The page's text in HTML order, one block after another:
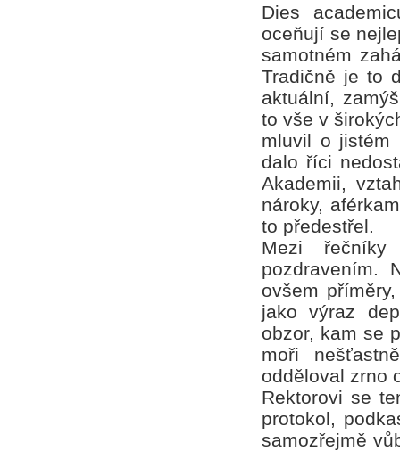
Dies
oceňují se
samotném
Tradičně je to
aktuální,
to vše v
mluvil o jistém
dalo říci
Akademii,
nároky,
to předestřel.
Mezi
pozdravením.
ovšem
jako výraz
obzor, kam se
moři
odděloval zrno
Rektorovi se
protokol,
samozřejmě